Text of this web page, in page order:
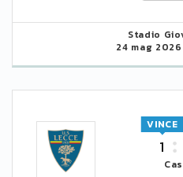
Stadio
24 mag
1
VINCE